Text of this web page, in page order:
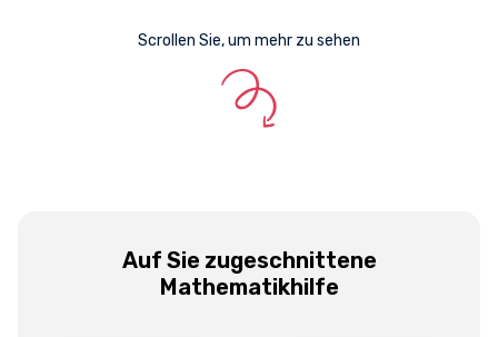
Scrollen Sie, um mehr zu sehen
Auf Sie zugeschnittene
Mathematikhilfe